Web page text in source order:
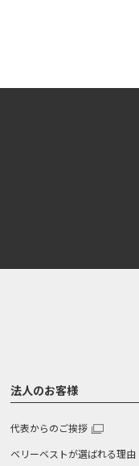
法人のお客様
代表からのご挨拶
ベリーベストが選ばれる理由